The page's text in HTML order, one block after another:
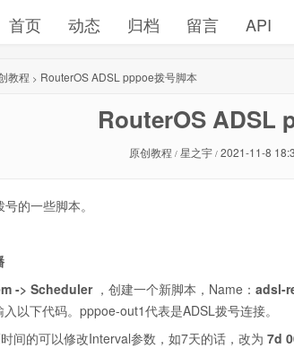
首页 动态 归档 留言 API
教程 > RouterOS ADSL pppoe拨号脚本
RouterOS ADSL
原创教程 / 星之宇 / 2021-11-8
的一些脚本。
-> Scheduler，创建一个新脚本，Name： adsl-
入以下代码。pppoe-out1代表是ADSL拨号连接。
间的可以修改Interval参数，如7天的话，改为 7d